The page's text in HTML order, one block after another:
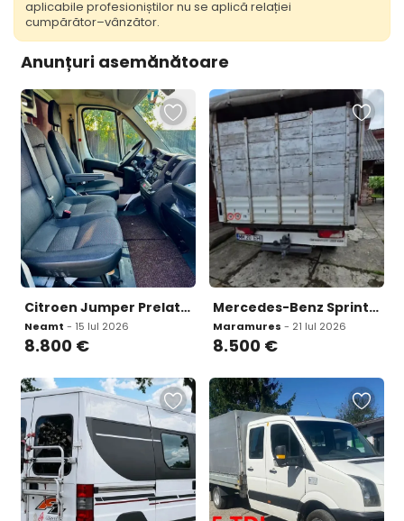
aplicabile profesioniștilor nu se aplică relației
cumpărător–vânzător.
Anunțuri asemănătoare
Citroen Jumper Prelata 2018 8 800 eur
Neamt - 15 Iul 2026
8.800 €
Mercedes-Benz Sprinter 313 CDI 2008 8 500 eur
Maramures - 21 Iul 2026
8.500 €